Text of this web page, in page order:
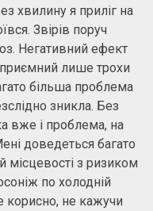
хвилину я приліг на
Звірів поруч
Негативний ефект
лише трохи
більша проблема
зникла. Без
вже і проблема, на
доведеться багато
місцевості з ризиком
по холодній
корисно, не кажучи